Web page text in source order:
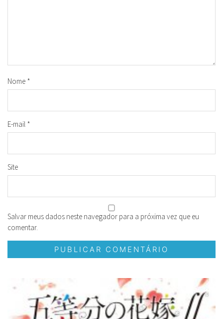
Nome *
E-mail *
Site
Salvar meus dados neste navegador para a próxima vez que eu
comentar.